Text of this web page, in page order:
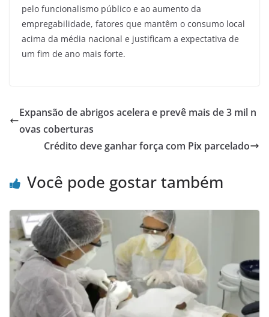
pelo funcionalismo público e ao aumento da
empregabilidade, fatores que mantêm o consumo local
acima da média nacional e justificam a expectativa de
um fim de ano mais forte.
Expansão de abrigos acelera e prevê mais de 3 mil n
ovas coberturas
Crédito deve ganhar força com Pix parcelado
Você pode gostar também